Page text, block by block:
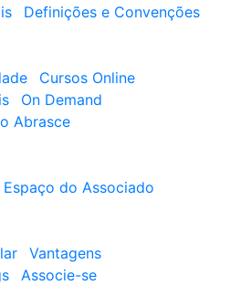
Definições e Convenções
Cursos Online
On Demand
Abrasce
Espaço do Associado
Vantagens
Associe-se